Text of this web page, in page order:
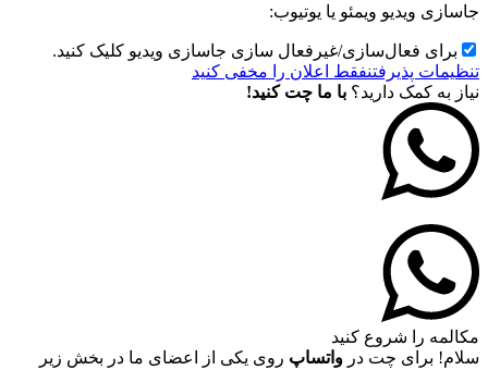
جاسازی ویدیو ویمئو یا یوتیوب:
برای فعال‌سازی/غیرفعال سازی جاسازی ویدیو کلیک کنید.
تنظیمات پذیرفتنفقط اعلان را مخفی کنید
نیاز به کمک دارید؟ با ما چت کنید!
مکالمه را شروع کنید
سلام! برای چت در واتساپ روی یکی از اعضای ما در بخش زیر